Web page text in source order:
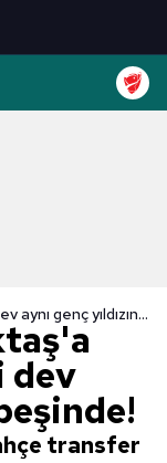
Kadıköy'den Beşiktaş'a transfer savaşı! İki dev aynı genç yıldızın peşinde!
dev
transfer